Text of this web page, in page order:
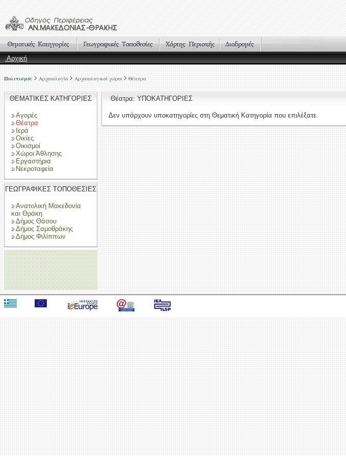
Αρχική
Πολιτισμός Αρχαιολογία Αρχαιολογικοί χώροι Θέατρα
ΘΕΜΑΤΙΚΕΣ ΚΑΤΗΓΟΡΙΕΣ
Αγορές
Θέατρα
Ιερά
Οικίες
Οικισμοί
Χώροι Άθλησης
Εργαστήρια
Νεκροταφεία
ΓΕΩΓΡΑΦΙΚΕΣ ΤΟΠΟΘΕΣΙΕΣ
Ανατολική Μακεδονία
και Θράκη
Δήμος Θάσου
Δήμος Σαμοθράκης
Δήμος Φιλίππων
Θέατρα: ΥΠΟΚΑΤΗΓΟΡΙΕΣ
Δεν υπάρχουν υποκατηγορίες στη Θεματική Κατηγορία που επιλέξατε.